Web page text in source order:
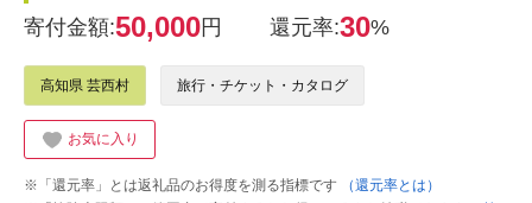
寄付金額:50,000円 還元率:30%
高知県 芸西村 旅行・チケット・カタログ
お気に入り
※「還元率」とは返礼品のお得度を測る指標です
（還元率とは）